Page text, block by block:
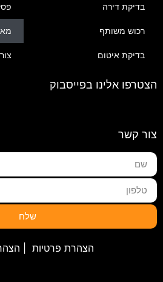
בדיקת דירה
רכוש משותף
בדיקת איטום
הצטרפו אלינו בפייסבוק
צור קשר
שלח
הצהרת פרטיות